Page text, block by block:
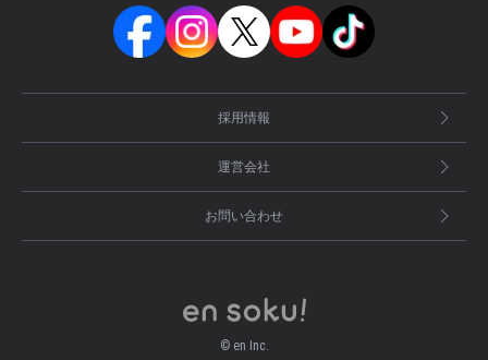
採用情報
運営会社
お問い合わせ
© en Inc.